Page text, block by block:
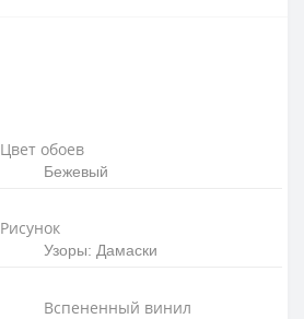
Цвет обоев
Бежевый
Рисунок
Узоры: Дамаски
Вспененный винил